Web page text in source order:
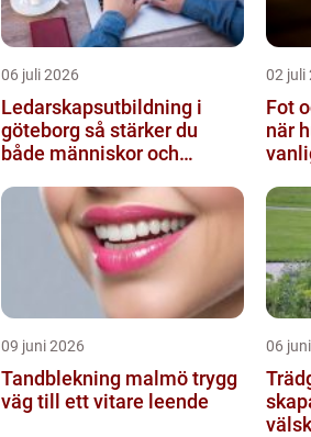
06 juli 2026
Ledarskapsutbildning i
göteborg så stärker du
både människor och
02 juli
Fot
när
09 juni 2026
Tandblekning malmö trygg
väg till ett vitare leende
06